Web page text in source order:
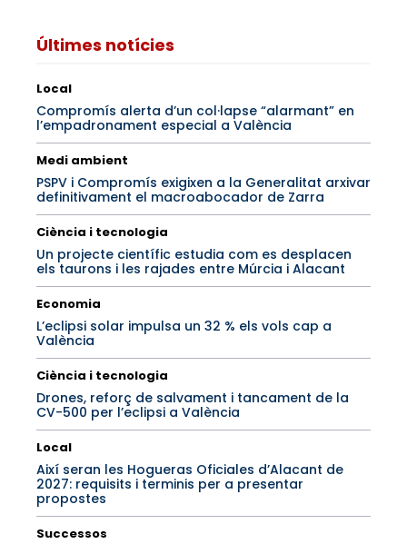
Últimes notícies
Local
Compromís alerta d’un col·lapse “alarmant” en
l’empadronament especial a València
Medi ambient
PSPV i Compromís exigixen a la Generalitat arxivar
definitivament el macroabocador de Zarra
Ciència i tecnologia
Un projecte científic estudia com es desplacen
els taurons i les rajades entre Múrcia i Alacant
Economia
L’eclipsi solar impulsa un 32 % els vols cap a
València
Ciència i tecnologia
Drones, reforç de salvament i tancament de la
CV-500 per l’eclipsi a València
Local
Així seran les Hogueras Oficiales d’Alacant de
2027: requisits i terminis per a presentar
propostes
Successos